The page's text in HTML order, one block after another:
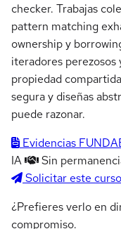
checker. Trabajas
pattern matching
ownership y
iteradores
propiedad
segura y diseñas
puede razonar.
Evidencias
IA
Sin
Solicitar este
¿Prefieres verlo en
compromiso.